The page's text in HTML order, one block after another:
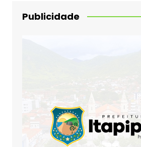
Publicidade